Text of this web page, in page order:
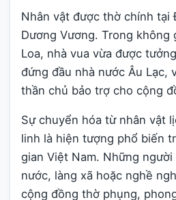
Nhân vật được thờ chính tại
Dương Vương. Trong không
Loa, nhà vua vừa được
đứng đầu nhà nước Âu Lạc,
thần chủ bảo trợ cho cộng
Sự chuyển hóa từ nhân vật
linh là hiện tượng phổ biến
gian Việt Nam. Những
nước, làng xã hoặc nghề
cộng đồng thờ phụng,